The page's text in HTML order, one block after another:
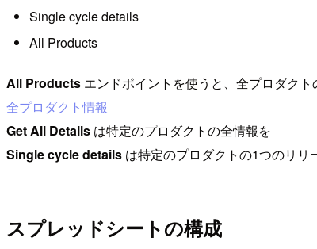
Single cycle details
All Products
All Products エンドポイントを使うと、全プロダクト
全プロダクト情報
Get All Details は特定のプロダクトの全情報を
Single cycle details は特定のプロダクトの1つのリリ
スプレッドシートの構成